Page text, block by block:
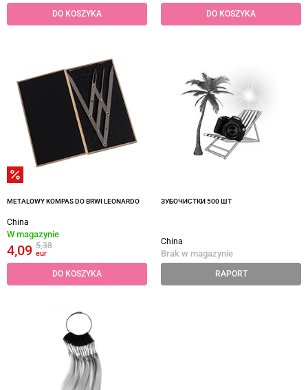
DO KOSZYKA DO KOSZYKA
METALOWY KOMPAS DO BRWI LEONARDO
China
W magazynie
4,09 5,38
eur
DO KOSZYKA
ЗУБОЧИСТКИ 500 ШТ
China
Brak w magazynie
RAPORT